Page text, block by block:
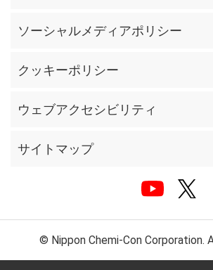
ソーシャルメディアポリシー
クッキーポリシー
ウェブアクセシビリティ
サイトマップ
© Nippon Chemi-Con Corporation.